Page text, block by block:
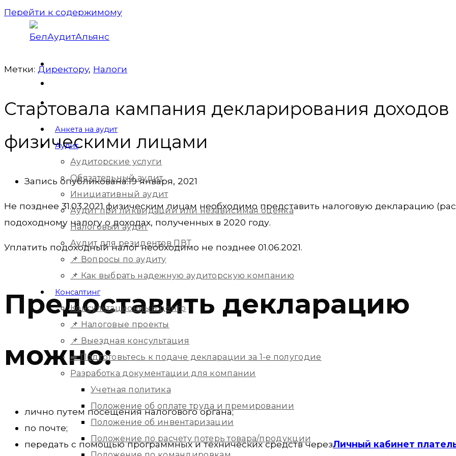
Перейти к содержимому
Анкета на аудит
Аудит
Аудиторские услуги
Обязательный аудит
Инициативный аудит
Аудит при ликвидации или независимая оценка
Налоговый аудит
Аудит для резидентов ПВТ
📌 Вопросы по аудиту
📌 Как выбрать надежную аудиторскую компанию
Консалтинг
Консультационный центр
📌 Налоговые проекты
📌 Выездная консультация
➡️ Подготовьтесь к подаче декларации за 1-е полугодие
Разработка документации для компании
Учетная политика
Положение об оплате труда и премировании
Положение об инвентаризации
Положение по расчету потерь товара/продукции
Метки: Директорy, Налоги
Стартовала кампания декларирования доходов
физическими лицами
Запись опубликована:19 января, 2021
Не позднее 31.03.2021 физическим лицам необходимо представить налоговую декларацию
подоходному налогу о доходах, полученных в 2020 году.
Уплатить подоходный налог необходимо не позднее 01.06.2021.
Предоставить декларацию
можно:
лично путем посещения налогового органа;
по почте;
передать с помощью программных и технических средств черезЛичный кабинет